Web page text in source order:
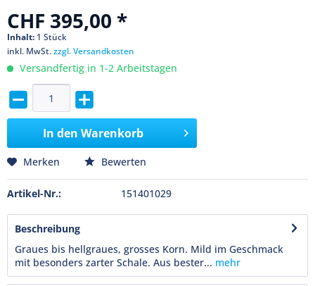
CHF 395,00 *
Inhalt: 1 Stück
inkl. MwSt.zzgl. Versandkosten
Versandfertig in 1-2 Arbeitstagen
In den Warenkorb
Merken Bewerten
Artikel-Nr.: 151401029
Beschreibung
Graues bis hellgraues, grosses Korn. Mild im Geschmack
mit besonders zarter Schale. Aus bester... mehr